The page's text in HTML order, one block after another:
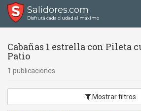
Salidores.com
Disfrutá cada ciudad al máximo
Cabañas 1 estrella con Pileta
Patio
1 publicaciones
Mostrar filtros